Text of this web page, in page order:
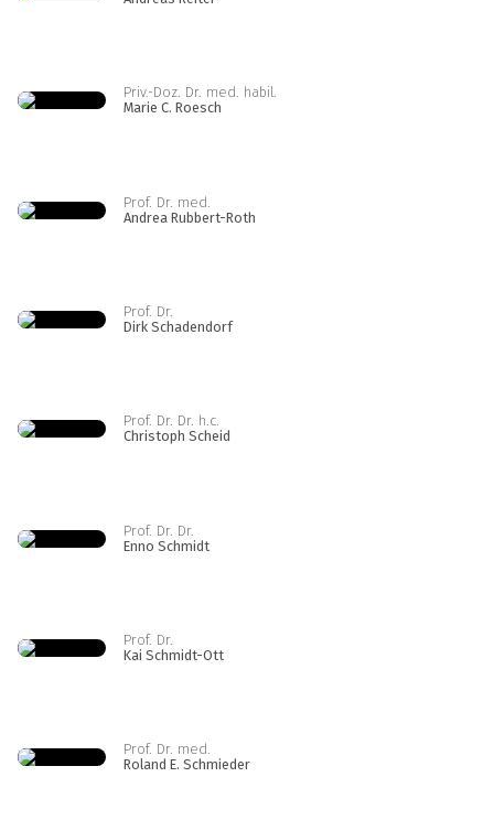
Priv.-Doz. Dr. med. habil.
Marie C. Roesch
Prof. Dr. med.
Andrea Rubbert-Roth
Prof. Dr.
Dirk Schadendorf
Prof. Dr. Dr. h.c.
Christoph Scheid
Prof. Dr. Dr.
Enno Schmidt
Prof. Dr.
Kai Schmidt-Ott
Prof. Dr. med.
Roland E. Schmieder